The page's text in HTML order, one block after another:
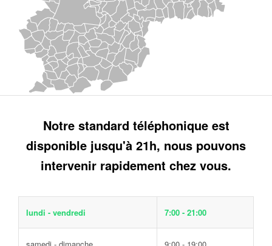
Notre standard téléphonique est
disponible jusqu'à 21h, nous pouvons
intervenir rapidement chez vous.
lundi - vendredi 7:00 - 21:00